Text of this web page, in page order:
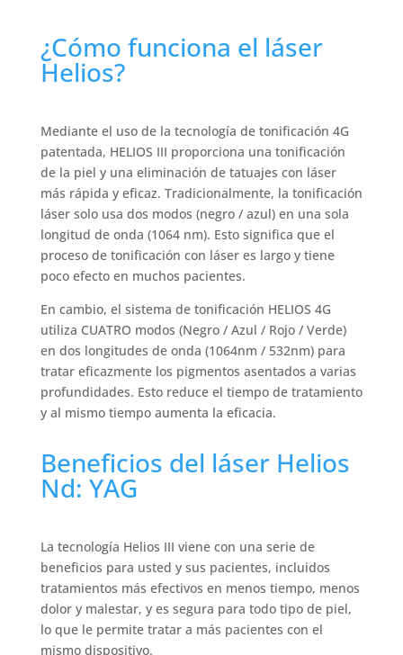
¿Cómo funciona el láser
Helios?
Mediante el uso de la tecnología de tonificación 4G
patentada, HELIOS III proporciona una tonificación
de la piel y una eliminación de tatuajes con láser
más rápida y eficaz. Tradicionalmente, la tonificación
láser solo usa dos modos (negro / azul) en una sola
longitud de onda (1064 nm). Esto significa que el
proceso de tonificación con láser es largo y tiene
poco efecto en muchos pacientes.
En cambio, el sistema de tonificación HELIOS 4G
utiliza CUATRO modos (Negro / Azul / Rojo / Verde)
en dos longitudes de onda (1064nm / 532nm) para
tratar eficazmente los pigmentos asentados a varias
profundidades. Esto reduce el tiempo de tratamiento
y al mismo tiempo aumenta la eficacia.
Beneficios del láser Helios
Nd: YAG
La tecnología Helios III viene con una serie de
beneficios para usted y sus pacientes, incluidos
tratamientos más efectivos en menos tiempo, menos
dolor y malestar, y es segura para todo tipo de piel,
lo que le permite tratar a más pacientes con el
mismo dispositivo.